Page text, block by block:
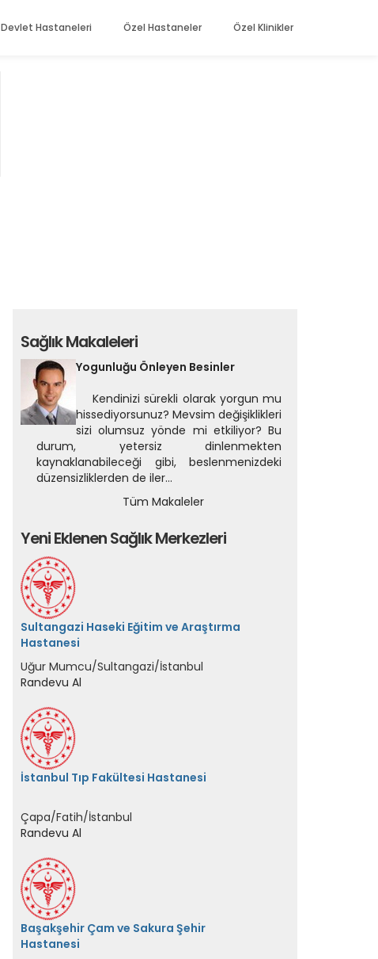
Devlet Hastaneleri Özel Hastaneler Özel Klinikler
Sağlık Makaleleri
Yogunluğu Önleyen Besinler
Kendinizi sürekli olarak yorgun mu
hissediyorsunuz? Mevsim değişiklikleri
sizi olumsuz yönde mi etkiliyor? Bu
durum, yetersiz dinlenmekten
kaynaklanabileceği gibi, beslenmenizdeki
düzensizliklerden de iler...
Tüm Makaleler
Yeni Eklenen Sağlık Merkezleri
Sultangazi Haseki Eğitim ve Araştırma
Hastanesi
Uğur Mumcu/Sultangazi/İstanbul
Randevu Al
İstanbul Tıp Fakültesi Hastanesi
Çapa/Fatih/İstanbul
Randevu Al
Başakşehir Çam ve Sakura Şehir
Hastanesi